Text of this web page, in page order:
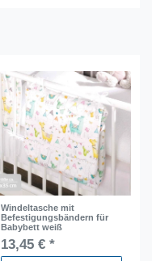
Windeltasche mit
Befestigungsbändern für
Babybett weiß
13,45 € *